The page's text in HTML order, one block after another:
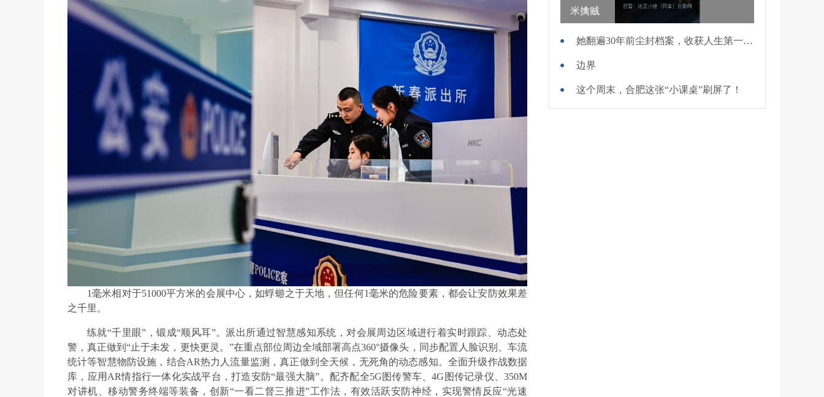
1毫米相对于51000平方米的会展中心，如蜉蝣之于天地，但任何1毫米的危险要素，都会让安防效果差
之千里。
练就“千里眼”，锻成“顺风耳”。派出所通过智慧感知系统，对会展周边区域进行着实时跟踪、动态处
警，真正做到“止于未发，更快更灵。”在重点部位周边全域部署高点360°摄像头，同步配置人脸识别、车流
统计等智慧物防设施，结合AR热力人流量监测，真正做到全天候，无死角的动态感知。全面升级作战数据
库，应用AR情指行一体化实战平台，打造安防“最强大脑”。配齐配全5G图传警车、4G图传记录仪、350M
对讲机、移动警务终端等装备，创新“一看二督三推进”工作法，有效活跃安防神经，实现警情反应“光速
米擒贼
她翻遍30年前尘封档案，收获人生第一面锦旗
边界
这个周末，合肥这张“小课桌”刷屏了！